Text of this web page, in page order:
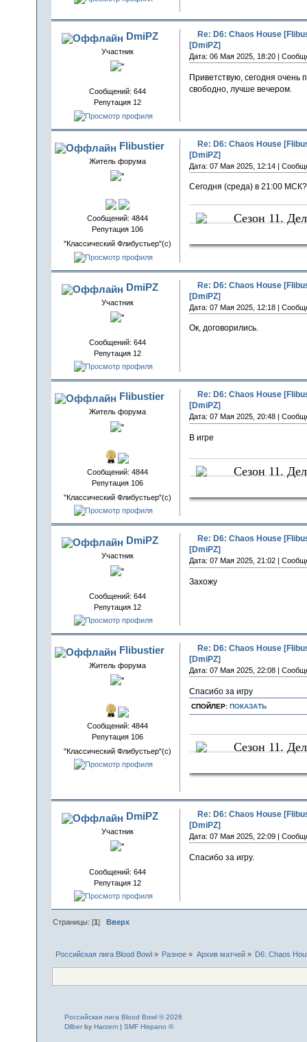
DmiPZ
Участник
Сообщений: 644
Репутация 12
Re: D6: Chaos House
[DmiPZ]
Дата: 06 Мая 2025, 18:20 |
Приветствую, сегодня очень
свободно, лучше вечером.
Flibustier
Житель форума
Сообщений: 4844
Репутация 106
"Классический Флибустьер"(с)
Re: D6: Chaos House
[DmiPZ]
Дата: 07 Мая 2025, 12:14 |
Сегодня (среда) в 21:00 МСК?
Сезон 11.
DmiPZ
Участник
Сообщений: 644
Репутация 12
Re: D6: Chaos House
[DmiPZ]
Дата: 07 Мая 2025, 12:18 |
Ок, договорились.
Flibustier
Житель форума
Сообщений: 4844
Репутация 106
"Классический Флибустьер"(с)
Re: D6: Chaos House
[DmiPZ]
Дата: 07 Мая 2025, 20:48 |
В игре
Сезон 11.
DmiPZ
Участник
Сообщений: 644
Репутация 12
Re: D6: Chaos House
[DmiPZ]
Дата: 07 Мая 2025, 21:02 |
Захожу
Flibustier
Житель форума
Сообщений: 4844
Репутация 106
"Классический Флибустьер"(с)
Re: D6: Chaos House
[DmiPZ]
Дата: 07 Мая 2025, 22:08 |
Спасибо за игру
СПОЙЛЕР: ПОКАЗАТЬ
Сезон 11.
DmiPZ
Участник
Сообщений: 644
Репутация 12
Re: D6: Chaos House
[DmiPZ]
Дата: 07 Мая 2025, 22:09 |
Спасибо за игру.
Страницы: [1]Вверх
Российская лига Blood Bowl » Разное » Архив матчей» D6: Chaos
Российская лига Blood Bowl © 2026
Dilberby Harzem| SMF Hispano ©